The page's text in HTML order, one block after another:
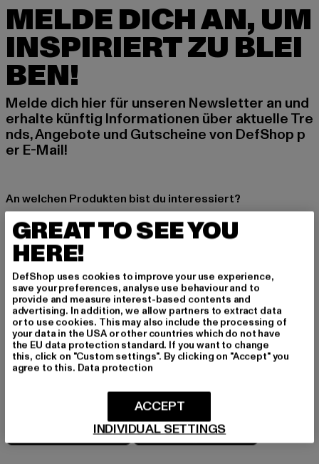
MELDE DICH AN, UM
INSPIRIERT ZU BLEI
BEN!
Melde dich hier für unseren Newsletter an und
erhalte künftig Informationen über aktuelle Tre
nds, Angebote und Gutscheine von DefShop p
er E-Mail!
An welchen Produkten bist du interessiert?
MÄNNER
FRAUEN
E-MAIL
ANMELDEN
Informationen dazu, wie DefShop mit Deinen Daten umgeht, findest Du
in unserer Datenschutzerklärung. Du kannst Dich jederzeit kostenfei
abmelden.Datenschutzerklärung lesen.
Play market
GREAT TO SEE YOU
HERE!
DefShop uses cookies to improve your use experience,
save your preferences, analyse use behaviour and to
provide and measure interest-based contents and
advertising. In addition, we allow partners to extract data
or to use cookies. This may also include the processing of
your data in the USA or other countries which do not have
the EU data protection standard. If you want to change
this, click on "Custom settings". By clicking on "Accept" you
agree to this. Data protection
INDIVIDUAL SETTINGS
ACCEPT